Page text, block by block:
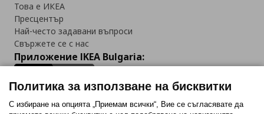
Това е ИКЕА
Пресцентър
Най-често задавани въпроси
Свържете се с нас
Приложение IKEA Bulgaria:
Политика за използване на бисквитки
С избиране на опцията „Приемам всички“, Вие се съгласявате да